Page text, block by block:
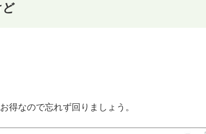
ど
得なので忘れず回りましょう。